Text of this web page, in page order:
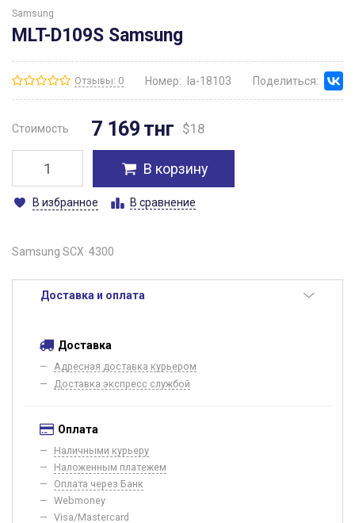
Samsung
MLT-D109S Samsung
Отзывы: 0 Номер: la-18103 Поделиться:
Стоимость 7 169 тнг $18
В корзину
В избранное В сравнение
Samsung SCX 4300
Доставка и оплата
Доставка
Адресная доставка курьером
Доставка экспресс службой
Оплата
Наличными курьеру
Наложенным платежем
Оплата через Банк
Webmoney
Visa/Mastercard